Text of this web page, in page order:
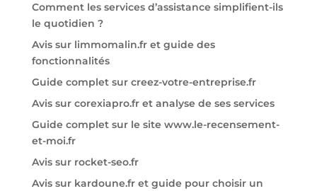
Comment les services d’assistance simplifient-ils
le quotidien ?
Avis sur limmomalin.fr et guide des
fonctionnalités
Guide complet sur creez-votre-entreprise.fr
Avis sur corexiapro.fr et analyse de ses services
Guide complet sur le site www.le-recensement-
et-moi.fr
Avis sur rocket-seo.fr
Avis sur kardoune.fr et guide pour choisir un